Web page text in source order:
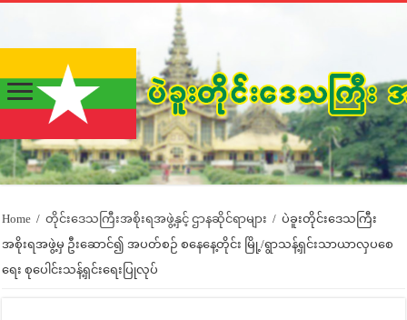
Home / တိုင်းဒေသကြီးအစိုးရအဖွဲ့နှင့် ဌာနဆိုင်ရာများ / ပဲခူးတိုင်းဒေသကြီး
အစိုးရအဖွဲ့မှ ဦးဆောင်၍ အပတ်စဉ် စနေနေ့တိုင်း မြို့/ရွာသန့်ရှင်းသာယာလှပစေ
ရေး စုပေါင်းသန့်ရှင်းရေးပြုလုပ်